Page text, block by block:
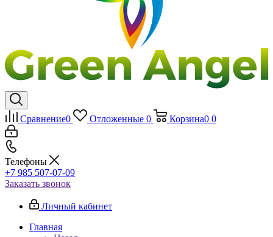
Сравнение0 Отложенные 0 Корзина0 0
Телефоны
+7 985 507-07-09
Заказать звонок
Личный кабинет
Главная